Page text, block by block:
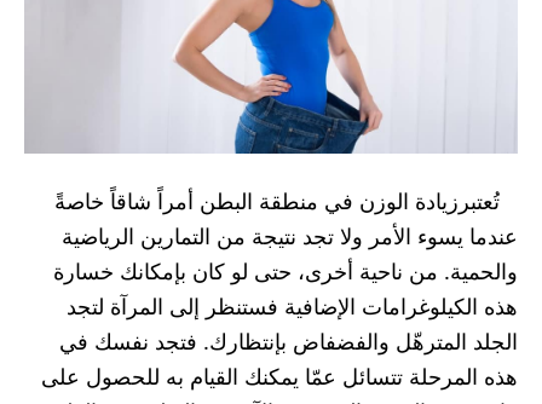
تُعتبرزيادة الوزن في منطقة البطن أمراً شاقاً خاصةً
عندما يسوء الأمر ولا تجد نتيجة من التمارين الرياضية
والحمية. من ناحية أخرى، حتى لو كان بإمكانك خسارة
هذه الكيلوغرامات الإضافية فستنظر إلى المرآة لتجد
الجلد المترهّل والفضفاض بإنتظارك. فتجد نفسك في
هذه المرحلة تتسائل عمّا يمكنك القيام به للحصول على